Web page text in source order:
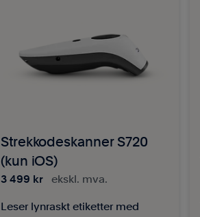
Strekkodeskanner S720
(kun iOS)
3 499 kr ekskl. mva.
Leser lynraskt etiketter med